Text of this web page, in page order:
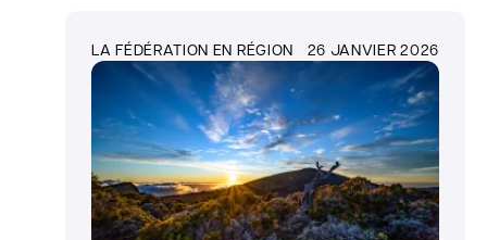
LA FÉDÉRATION EN RÉGION 26 JANVIER 2026